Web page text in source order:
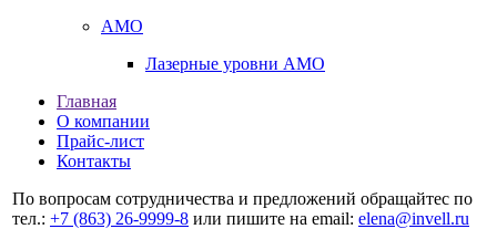
AMO
Лазерные уровни AMO
Главная
О компании
Прайс-лист
Контакты
По вопросам сотрудничества и предложений обращайтес по
тел.: +7 (863) 26‐9999‐8 или пишите на email: elena@invell.ru